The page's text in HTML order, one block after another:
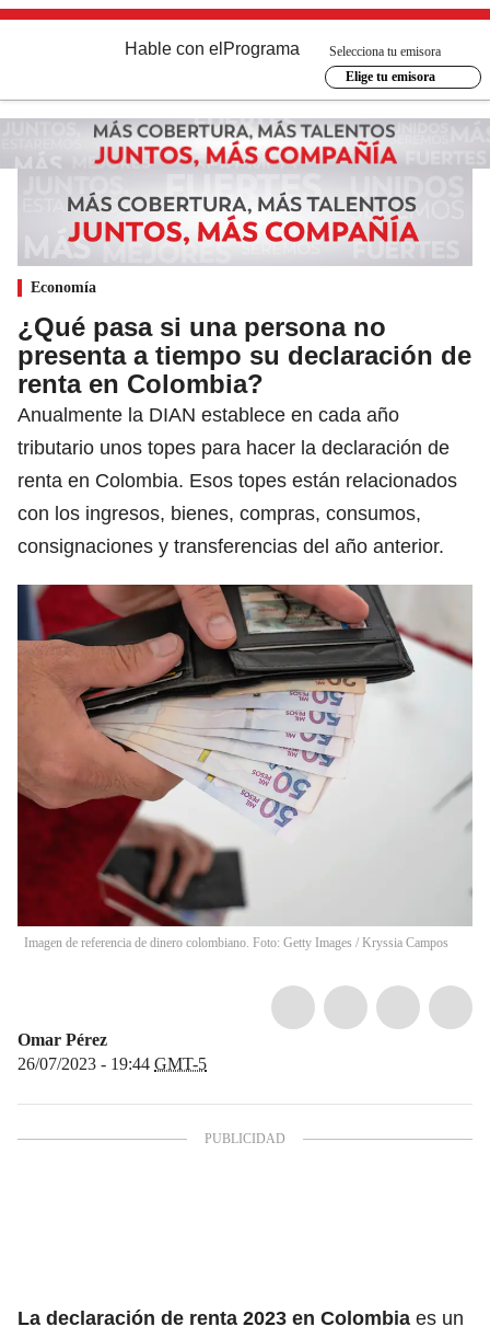
Hable con el Programa
Selecciona tu emisora
Elige tu emisora
Economía
¿Qué pasa si una persona no
presenta a tiempo su declaración de
renta en Colombia?
Anualmente la DIAN establece en cada año
tributario unos topes para hacer la declaración de
renta en Colombia. Esos topes están relacionados
con los ingresos, bienes, compras, consumos,
consignaciones y transferencias del año anterior.
Imagen de referencia de dinero colombiano. Foto: Getty Images / Kryssia Campos
Omar Pérez
26/07/2023 - 19:44 GMT-5
La declaración de renta 2023 en Colombia es un